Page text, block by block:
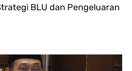
BLU dan Pengeluaran